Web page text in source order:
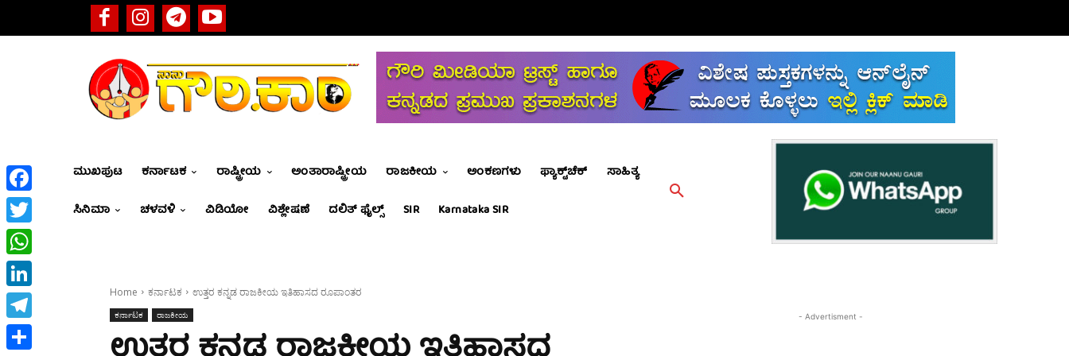
ಮುಖಪುಟ ಕರ್ನಾಟಕ ರಾಷ್ಟ್ರೀಯ ಅಂತಾರಾಷ್ಟ್ರೀಯ ರಾಜಕೀಯ ಅಂಕಣಗಳು ಫ್ಯಾಕ್ಟ್‌ಚೆಕ್
ಸಾಹಿತ್ಯ
ಸಿನಿಮಾ
ಚಳವಳಿ ವಿಡಿಯೋ ವಿಶ್ಲೇಷಣೆ ದಲಿತ್ ಫೈಲ್ಸ್ SIR Karnataka SIR
Home ಕರ್ನಾಟಕ ಉತ್ತರ ಕನ್ನಡ ರಾಜಕೀಯ ಇತಿಹಾಸದ ರೂಪಾಂತರ
ಕರ್ನಾಟಕ ರಾಜಕೀಯ - Advertisment -
Facebook
Twitter
WhatsApp
LinkedIn
Telegram